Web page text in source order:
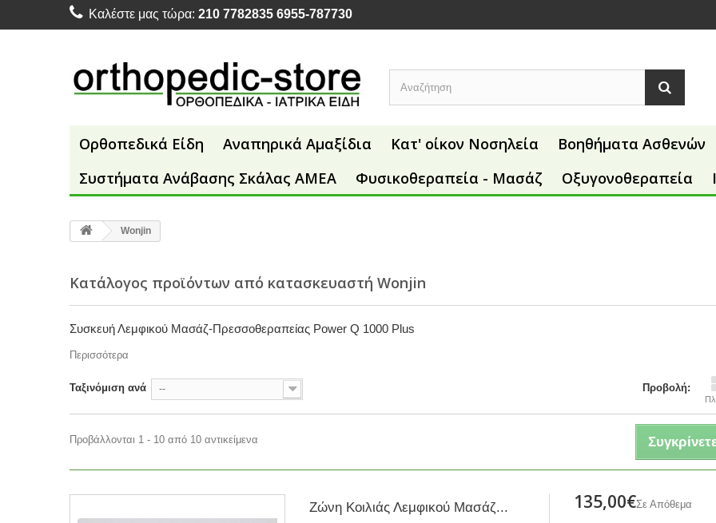
Καλέστε μας τώρα: 210 7782835 6955-787730
Ορθοπεδικά Είδη Αναπηρικά Αμαξίδια Κατ' οίκον Νοσηλεία Βοηθήματα Ασθενών
Συστήματα Ανάβασης Σκάλας ΑΜΕΑ
Φυσικοθεραπεία - Μασάζ Οξυγονοθεραπεία
Wonjin
Κατάλογος προϊόντων από κατασκευαστή Wonjin
Συσκευή Λεμφικού Μασάζ-Πρεσσοθεραπείας Power Q 1000 Plus
Περισσότερα
Προβολή:
Ταξινόμιση ανά --
Προβάλλονται 1 - 10 από 10 αντικείμενα
Ζώνη Κοιλιάς Λεμφικού Μασάζ... 135,00€Σε Απόθεμα